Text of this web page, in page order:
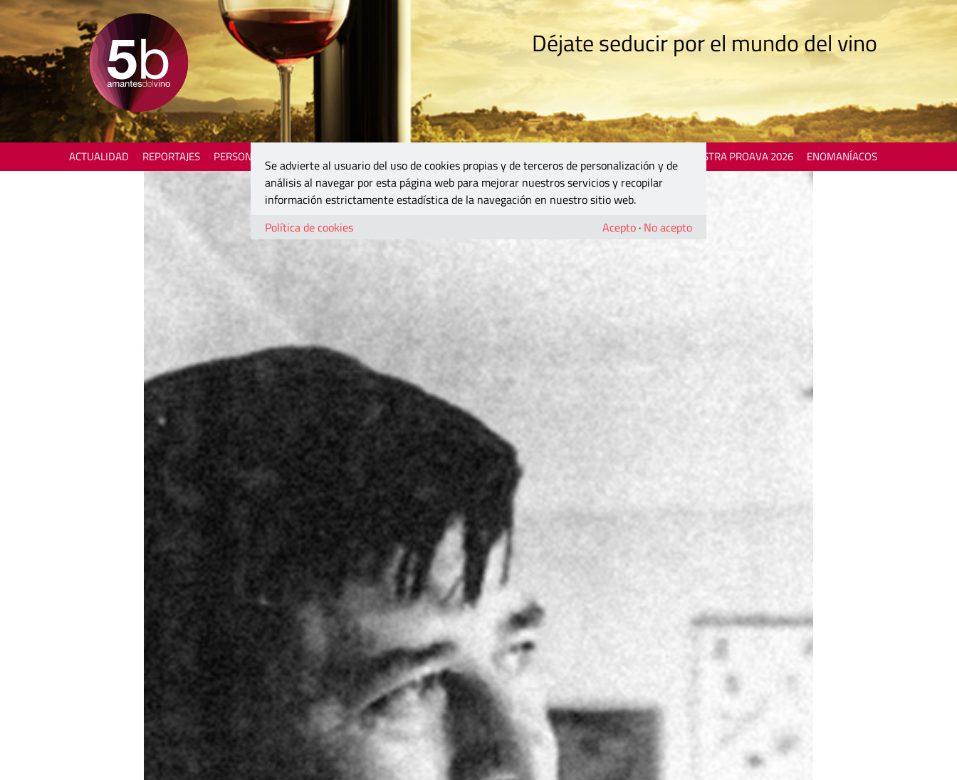
Déjate seducir por el mundo del vino
ACTUALIDAD REPORTAJES PERSONAJES MOSTRA PROAVA 2026 ENOMANÍACOS
Se advierte al usuario del uso de cookies propias y de terceros de personalización y de
análisis al navegar por esta página web para mejorar nuestros servicios y recopilar
información estrictamente estadística de la navegación en nuestro sitio web.
Política de cookies
Acepto · No acepto